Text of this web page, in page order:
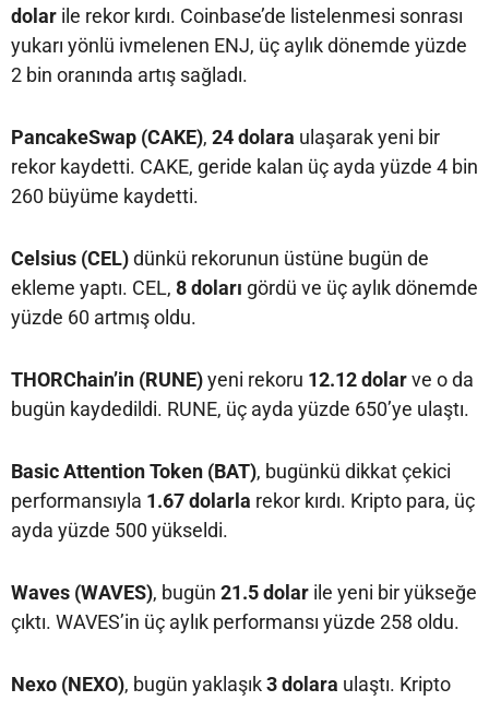
dolar ile rekor kırdı. Coinbase’de listelenmesi sonrası
yukarı yönlü ivmelenen ENJ, üç aylık dönemde yüzde
2 bin oranında artış sağladı.
PancakeSwap (CAKE), 24 dolara ulaşarak yeni bir
rekor kaydetti. CAKE, geride kalan üç ayda yüzde 4 bin
260 büyüme kaydetti.
Celsius (CEL)dünkü rekorunun üstüne bugün de
ekleme yaptı. CEL, 8 doları gördü ve üç aylık dönemde
yüzde 60 artmış oldu.
THORChain’in (RUNE)yeni rekoru 12.12 dolarve o da
bugün kaydedildi. RUNE, üç ayda yüzde 650’ye ulaştı.
Basic Attention Token (BAT), bugünkü dikkat çekici
performansıyla 1.67 dolarla rekor kırdı. Kripto para, üç
ayda yüzde 500 yükseldi.
Waves (WAVES), bugün 21.5 dolar ile yeni bir yükseğe
çıktı. WAVES’in üç aylık performansı yüzde 258 oldu.
Nexo (NEXO), bugün yaklaşık3 dolara ulaştı. Kripto